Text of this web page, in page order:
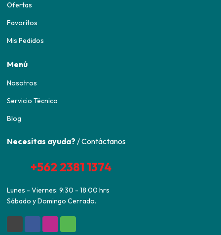
Ofertas
Favoritos
Mis Pedidos
Menú
Nosotros
Servicio Técnico
Blog
Necesitas ayuda? / Contáctanos
+562 2381 1374
Lunes - Viernes: 9:30 - 18:00 hrs
Sábado y Domingo Cerrado.